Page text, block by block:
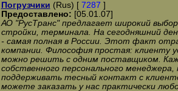
Погрузчики (Rus) [ 7287 ]
Предоставлено: [05.01.07]
АО "РусТранс" предлагает широкий выбор
стройки, терминала. На сегодняшний
- самая полная в России. Этот факт
компании. Философия простая: клиенту
можно решить с одним поставщиком.
собственного персонального
поддерживать тесный контакт с
можете заказать у нас практически